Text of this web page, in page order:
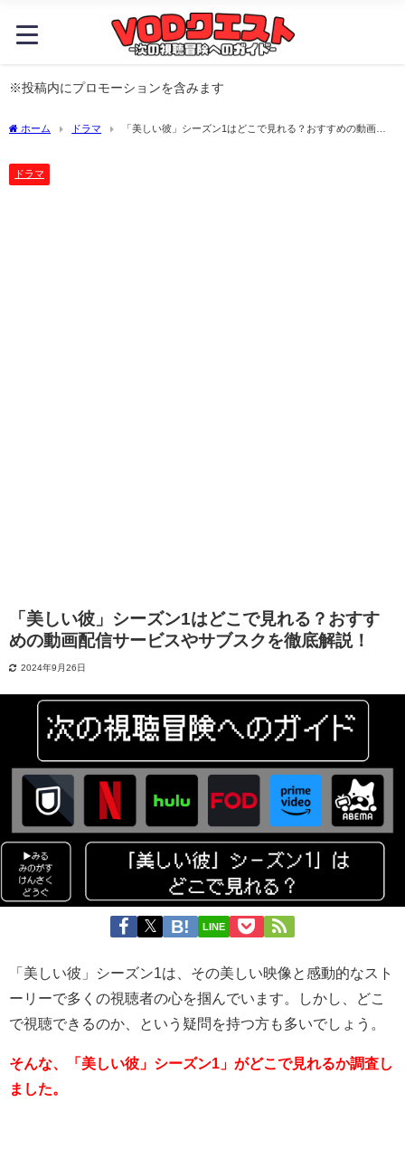
※投稿内にプロモーションを含みます
ホーム ドラマ
「美しい彼」シーズン1はどこで見れる？おすすめの動画配
ドラマ
「美しい彼」シーズン1はどこで見れる？おすす
めの動画配信サービスやサブスクを徹底解説！
2024年9月26日
LINE
「美しい彼」シーズン1は、その美しい映像と感動的なスト
ーリーで多くの視聴者の心を掴んでいます。しかし、どこ
で視聴できるのか、という疑問を持つ方も多いでしょう。
そんな、「美しい彼」シーズン1」がどこで見れるか調査し
ました。